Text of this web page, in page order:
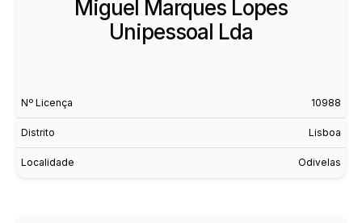
Miguel Marques Lopes
Unipessoal Lda
Nº Licença 10988
Distrito Lisboa
Localidade Odivelas